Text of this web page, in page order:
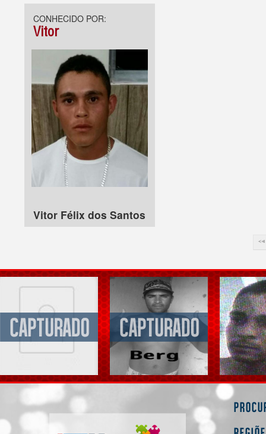
CONHECIDO POR:
Vitor
Vitor Félix dos Santos